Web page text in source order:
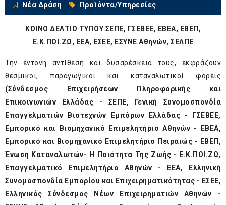
Νέα Δράση Προϊόντα/Υπηρεσίες
ΚΟΙΝΟ ΔΕΛΤΙΟ ΤΥΠΟΥ ΣΕΠΕ, ΓΣΕΒΕΕ, ΕΒΕΑ, ΕΒΕΠ,
Ε.Κ.ΠΟΙ.ΖΩ, ΕΕΑ, ΕΣΕΕ, ΕΣΥΝΕ Αθηνών, ΣΕΛΠΕ
Την έντονη αντίθεση και δυσαρέσκεια τους, εκφράζουν
θεσμικοί, παραγωγικοί και καταναλωτικοί φορείς
(Σύνδεσμος Επιχειρήσεων Πληροφορικής και
Επικοινωνιών Ελλάδας - ΣΕΠΕ, Γενική Συνομοσπονδία
Επαγγελματιών Βιοτεχνών Εμπόρων Ελλάδας - ΓΣΕΒΕΕ,
Εμπορικό και Βιομηχανικό Επιμελητήριο Αθηνών - ΕΒΕΑ,
Εμπορικό και Βιομηχανικό Επιμελητήριο Πειραιώς - ΕΒΕΠ,
Ένωση Καταναλωτών- Η Ποιότητα Της Ζωής - Ε.Κ.ΠΟΙ.ΖΩ,
Επαγγελματικό Επιμελητήριο Αθηνών - ΕΕΑ, Ελληνική
Συνομοσπονδία Εμπορίου και Επιχειρηματικότητας - ΕΣΕΕ,
Ελληνικός Σύνδεσμος Νέων Επιχειρηματιών Αθηνών -